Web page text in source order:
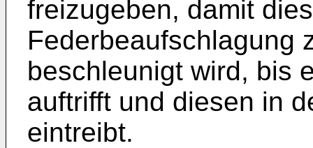
freizugeben, damit
Federbeaufschlagung
beschleunigt wird, bis
auftrifft und diesen in
eintreibt.